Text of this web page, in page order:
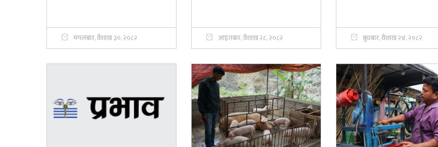
मंगलबार, वैशाख ३०, २०८२ आइतबार, वैशाख २८, २०८२ बुधबार, वैशाख २४, २०८२